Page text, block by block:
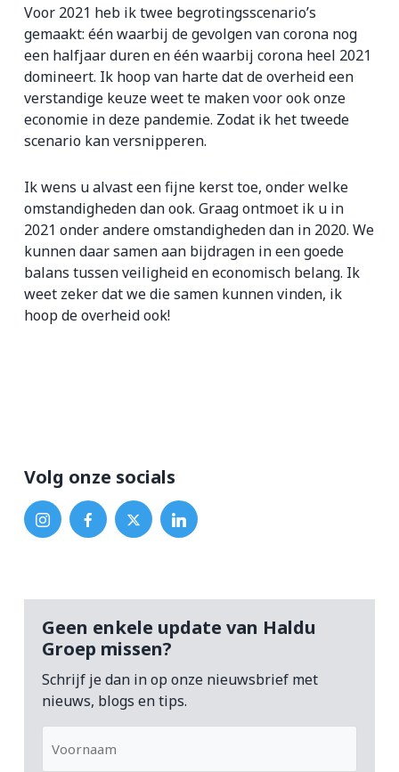
Voor 2021 heb ik twee begrotingsscenario’s
gemaakt: één waarbij de gevolgen van corona nog
een halfjaar duren en één waarbij corona heel 2021
domineert. Ik hoop van harte dat de overheid een
verstandige keuze weet te maken voor ook onze
economie in deze pandemie. Zodat ik het tweede
scenario kan versnipperen.
Ik wens u alvast een fijne kerst toe, onder welke
omstandigheden dan ook. Graag ontmoet ik u in
2021 onder andere omstandigheden dan in 2020. We
kunnen daar samen aan bijdragen in een goede
balans tussen veiligheid en economisch belang. Ik
weet zeker dat we die samen kunnen vinden, ik
hoop de overheid ook!
Volg onze socials
Geen enkele update van Haldu
Groep missen?
Schrijf je dan in op onze nieuwsbrief met
nieuws, blogs en tips.
Voornaam